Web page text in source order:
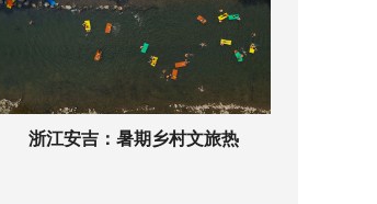
浙江安吉：暑期乡村文旅热